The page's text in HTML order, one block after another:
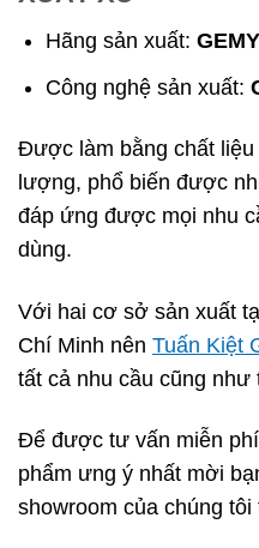
Hãng sản xuất:
Công nghệ sản xuất:
Được làm bằng chất liệu
lượng, phổ biến được
đáp ứng được mọi nhu
dùng.
Với hai cơ sở sản xuất
Chí Minh nên Tuấn Kiệt
tất cả nhu cầu cũng như
Để được tư vấn miễn
phẩm ưng ý nhất mời
showroom của chúng tôi